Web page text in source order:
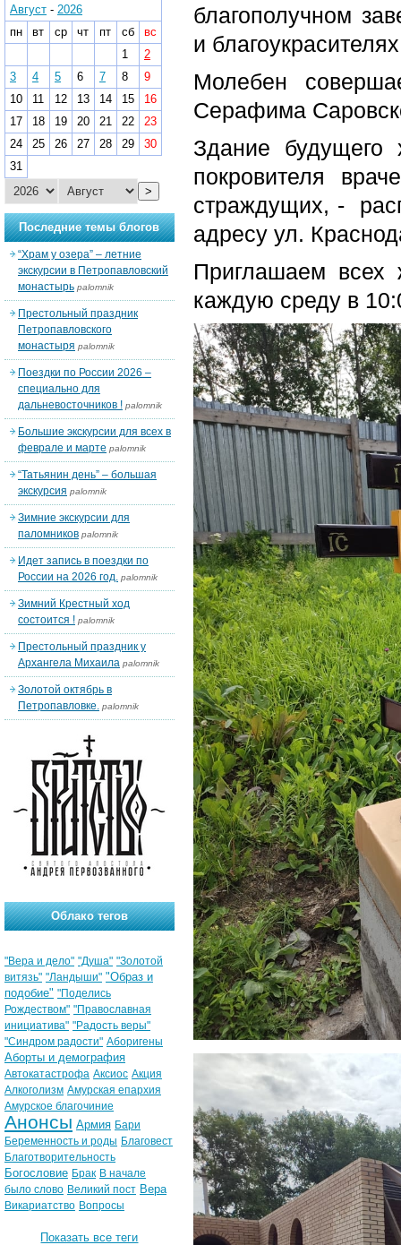
благополучном
и
Молебен
Серафима
Здание будущего
покровителя
страждущих, -
адресу ул.
Приглашаем всех
каждую среду в
Август - 2026
пн
вт ср чт пт сб
вс
1
2
3
4 5 6 7 8
9
10
11 12 13 14 15
16
17
18 19 20 21 22
23
24
25 26 27 28 29
30
31
>
Последние темы блогов
“Храм у озера” – летние
экскурсии в Петропавловский
монастырь palomnik
Престольный праздник
Петропавловского
монастыря palomnik
Поездки по России 2026 –
специально для
дальневосточников ! palomnik
Большие экскурсии для всех в
феврале и марте palomnik
“Татьянин день” – большая
экскурсия palomnik
Зимние экскурсии для
паломников palomnik
Идет запись в поездки по
России на 2026 год. palomnik
Зимний Крестный ход
состоится ! palomnik
Престольный праздник у
Архангела Михаила palomnik
Золотой октябрь в
Петропавловке. palomnik
Облако тегов
"Вера и дело" "Душа" "Золотой
витязь" "Ландыши" "Образ и
подобие" "Поделись
Рождеством" "Православная
инициатива" "Радость веры"
"Синдром радости" Аборигены
Аборты и демография
Автокатастрофа Аксиос Акция
Алкоголизм Амурская епархия
Амурское благочиние
Анонсы Армия Бари
Беременность и роды Благовест
Благотворительность
Богословие Брак В начале
было слово Великий пост Вера
Викариатство Вопросы
Показать все теги